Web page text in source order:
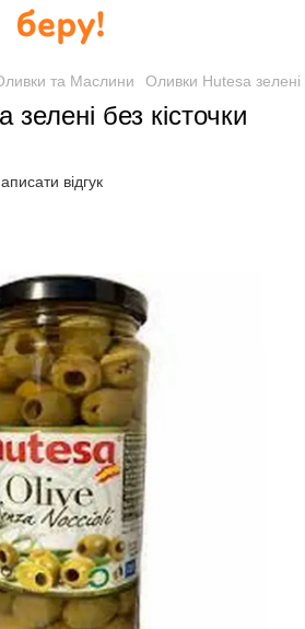
та Маслини Оливки Hutesa зелені
без кісточки
відгук